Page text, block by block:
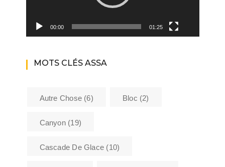
00:00 01:25
MOTS CLÉS ASSA
Autre Chose(6) Bloc (2)
Canyon(19)
Cascade De Glace (10)